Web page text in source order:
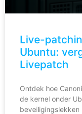
Live-
Ubuntu:
Livepatch
Ontdek hoe
de kernel onder